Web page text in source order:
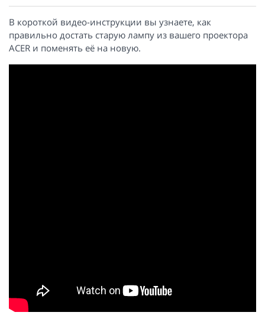
В короткой видео-инструкции вы узнаете, как
правильно достать старую лампу из вашего проектора
ACER и поменять её на новую.